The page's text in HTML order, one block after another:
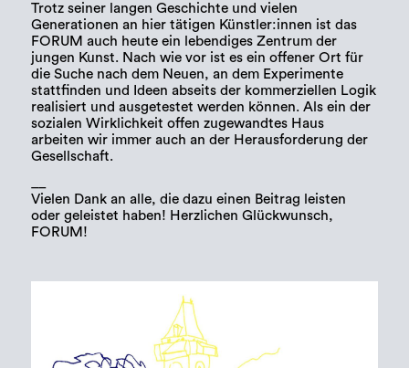
Trotz seiner langen Geschichte und vielen
Generationen an hier tätigen Künstler:innen ist das
FORUM auch heute ein lebendiges Zentrum der
jungen Kunst. Nach wie vor ist es ein offener Ort für
die Suche nach dem Neuen, an dem Experimente
stattfinden und Ideen abseits der kommerziellen Logik
realisiert und ausgetestet werden können. Als ein der
sozialen Wirklichkeit offen zugewandtes Haus
arbeiten wir immer auch an der Herausforderung der
Gesellschaft.
Vielen Dank an alle, die dazu einen Beitrag leisten
oder geleistet haben! Herzlichen Glückwunsch,
FORUM!